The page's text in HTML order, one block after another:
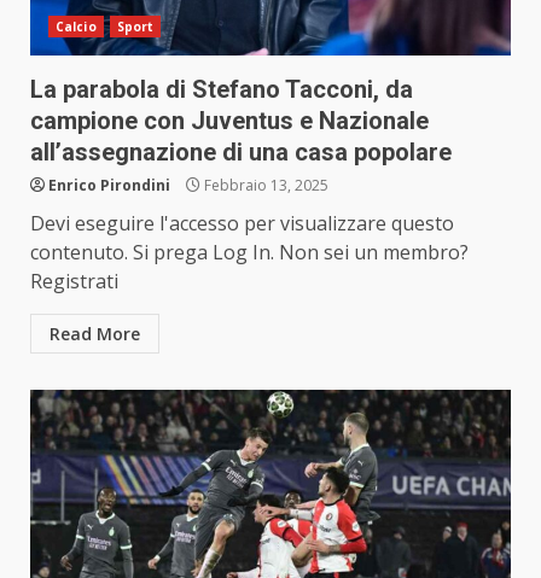
Calcio Sport
La parabola di Stefano Tacconi, da
campione con Juventus e Nazionale
all’assegnazione di una casa popolare
Enrico Pirondini Febbraio 13, 2025
Devi eseguire l'accesso per visualizzare questo
contenuto. Si prega Log In. Non sei un membro?
Registrati
Read More